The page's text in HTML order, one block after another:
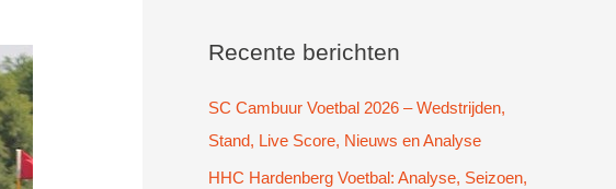
k
a
a
r
Recente berichten
SC Cambuur Voetbal 2026 – Wedstrijden,
Stand, Live Score, Nieuws en Analyse
HHC Hardenberg Voetbal: Analyse, Seizoen,